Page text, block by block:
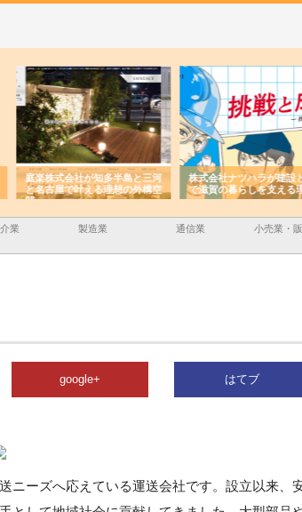
楽株式会社が知多半島と三河
名古屋で叶える理想の外構空
株式会社ナツハラが建設と鋲螺
で滋賀の暮らしを支える理由
業 製造業 通信業 小売業・
google+ はてブ
ニーズへ応えている運送会社です。設立以来、